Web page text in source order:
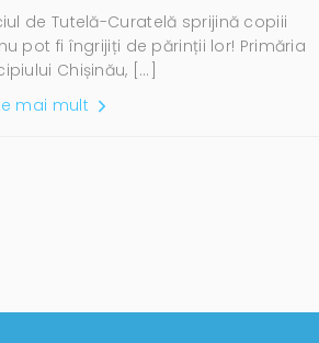
de Tutelă-Curatelă sprijină copiii
pot fi îngrijiți de părinții lor! Primăria
Chișinău, […]
mai mult